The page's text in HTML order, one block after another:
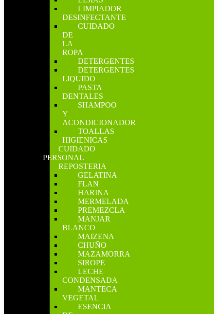
LIMPIADOR
DESINFECTANTE
CUIDADO
DE
LA
ROPA
DETERGENTES
DETERGENTES
LIQUIDO
PASTA
DENTALES
SHAMPOO
Y
ACONDICIONADOR
TOALLAS
HIGIENICAS
CUIDADO
PERSONAL
REPOSTERIA
GELATINA
FLAN
HARINA
MERMELADA
PREMEZCLA
MANJAR
BLANCO
MAIZENA
CHUÑO
MAZAMORRA
SIROPE
LECHE
CONDENSADA
MANTECA
VEGETAL
ESENCIA